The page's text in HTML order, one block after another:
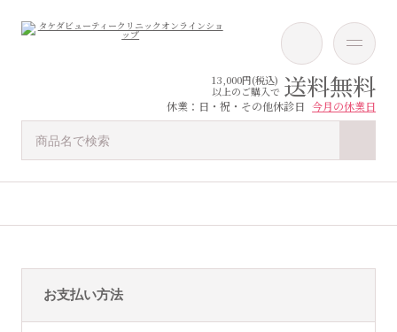
13,000円(税込)
以上のご購入で 送料無料
休業：日・祝・その他休診日 今月の休業日
お支払い方法